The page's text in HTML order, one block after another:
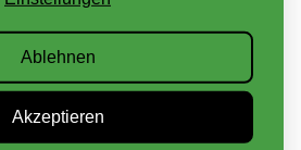
dass Substratpartikel in
und Verstopfung
Ablehnen
Akzeptieren